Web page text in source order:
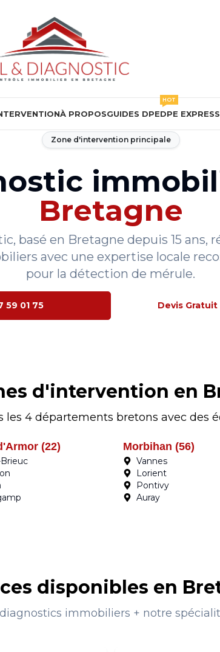
À PROPOSGUIDES DPEDPE EXPRESS
HOT
Zone d'intervention principale
Bretagne
basé en Bretagne depuis 15 ans,
avec une expertise locale
pour la détection de mérule.
59 01 75 Devis
d'intervention en
les 4 départements bretons avec des
(22) Morbihan (56)
Vannes
Lorient
Pontivy
Auray
disponibles en
immobiliers + notre